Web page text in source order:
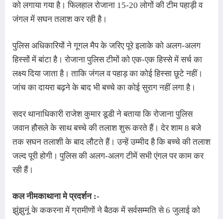
को लगाया गया है। फिलहाल रोजाना 15-20 लोगों की टीम पहाड़ी व
जंगल में सघन तलाश कर रही है।
पुलिस अधिकारियों ने गूगल मैप के जरिए पूरे इलाके को अलग-अलग
हिस्सों में बांटा है। रोजाना पुलिस टीमों को एक-एक हिस्से में सर्च का
लक्ष्य दिया जाता है। ताकि जंगल व पहाड़ का कोई हिस्सा छूटे नहीं।
जांच का दायरा बढ़ने के बाद भी बच्चे का कोई सुराग नहीं लगा है।
सदर थानाधिकारी राजेश कुमार डूडी ने बताया कि रोजाना पुलिस
जवान हौसले के साथ बच्चे की तलाश शुरू करते हैं। देर शाम 8 बजे
तक सघन तलाशी के बाद लौटते हैं। उन्हें उम्मीद है कि बच्चे की तलाश
जल्द पूरी होगी। पुलिस की अलग-अलग टीमें सभी एंगल पर काम कर
रही हैं।
कल नीमकाथाना मे प्रदर्शन :-
झुंझुनूं के ककरना में ग्रामीणों ने बैठक में सर्वसम्मति से 6 जुलाई को